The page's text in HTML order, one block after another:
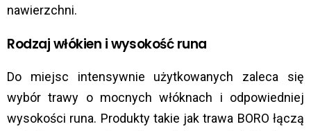
nawierzchni.
Rodzaj włókien i wysokość runa
Do miejsc intensywnie użytkowanych zaleca się
wybór trawy o mocnych włóknach i odpowiedniej
wysokości runa. Produkty takie jak trawa BORO łączą